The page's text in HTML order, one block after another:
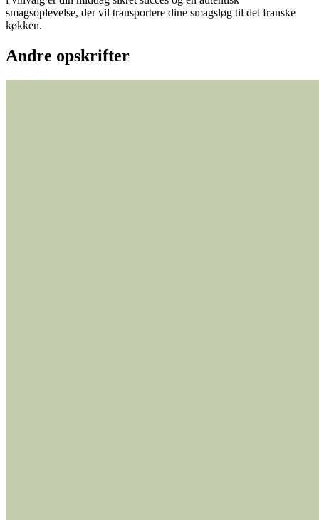
smagsoplevelse, der vil transportere dine smagsløg til det franske
køkken.
Andre opskrifter